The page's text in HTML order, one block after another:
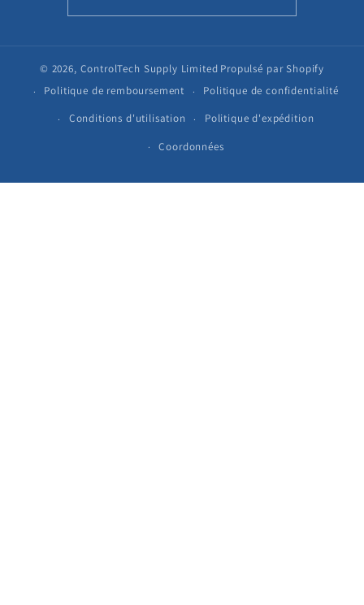
© 2026, ControlTech Supply Limited Propulsé par Shopify
Politique de remboursement
Politique de confidentialité
Conditions d'utilisation Politique d'expédition
Coordonnées